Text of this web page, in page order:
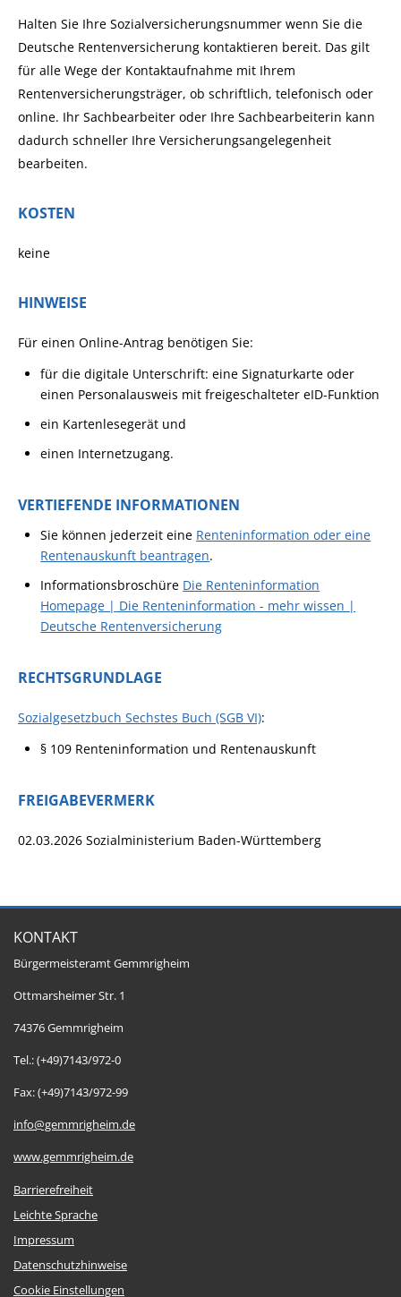
Halten Sie Ihre Sozialversicherungsnummer wenn Sie die
Deutsche Rentenversicherung kontaktieren bereit. Das gilt
für alle Wege der Kontaktaufnahme mit Ihrem
Rentenversicherungsträger, ob schriftlich, telefonisch oder
online. Ihr Sachbearbeiter oder Ihre Sachbearbeiterin kann
dadurch schneller Ihre Versicherungsangelegenheit
bearbeiten.
KOSTEN
keine
HINWEISE
Für einen Online-Antrag benötigen Sie:
für die digitale Unterschrift: eine Signaturkarte oder
einen Personalausweis mit freigeschalteter eID-Funktion
ein Kartenlesegerät und
einen Internetzugang.
VERTIEFENDE INFORMATIONEN
Sie können jederzeit eine Renteninformation oder eine
Rentenauskunft beantragen.
Informationsbroschüre Die Renteninformation
Homepage | Die Renteninformation - mehr wissen |
Deutsche Rentenversicherung
RECHTSGRUNDLAGE
Sozialgesetzbuch Sechstes Buch (SGB VI):
§ 109 Renteninformation und Rentenauskunft
FREIGABEVERMERK
02.03.2026 Sozialministerium Baden-Württemberg
KONTAKT
Bürgermeisteramt Gemmrigheim
Ottmarsheimer Str. 1
74376 Gemmrigheim
Tel.: (+49)7143/972-0
Fax: (+49)7143/972-99
info@gemmrigheim.de
www.gemmrigheim.de
Barrierefreiheit
Leichte Sprache
Impressum
Datenschutzhinweise
Cookie Einstellungen